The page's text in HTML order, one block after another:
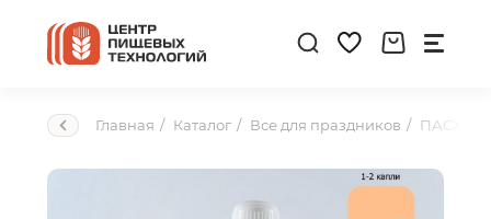
Главная Каталог Все для праздников ПАСХА!